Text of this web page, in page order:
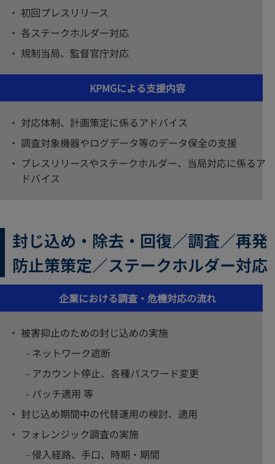
初回プレスリリース
各ステークホルダー対応
規制当局、監督官庁対応
KPMGによる支援内容
対応体制、計画策定に係るアドバイス
調査対象機器やログデータ等のデータ保全の支援
プレスリリースやステークホルダー、当局対応に係るア
ドバイス
封じ込め・除去・回復／調査／再発
防止策策定／ステークホルダー対応
企業における調査・危機対応の流れ
被害抑止のための封じ込めの実施
ネットワーク遮断
アカウント停止、各種パスワード変更
パッチ適用 等
封じ込め期間中の代替運用の検討、適用
フォレンジック調査の実施
侵入経路、手口、時期・期間